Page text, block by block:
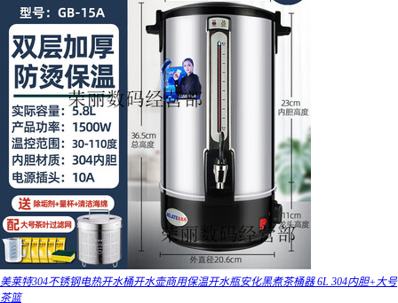
美莱特304不锈钢电热开水桶开水壶商用保温开水瓶安化黑煮茶桶器 6L 304内胆+大号
茶篮